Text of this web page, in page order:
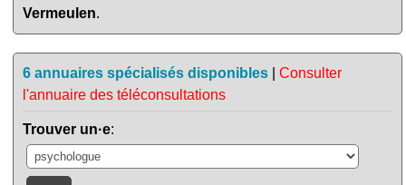
Vermeulen.
6 annuaires spécialisés disponibles |Consulter
l'annuaire des téléconsultations
Trouver un·e: